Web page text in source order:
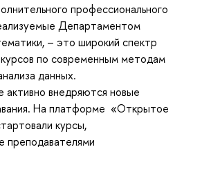
профессионального
Департаментом
– это широкий спектр
по современным методам
данных.
активно внедряются новые
На платформе «Открытое
курсы,
преподавателями